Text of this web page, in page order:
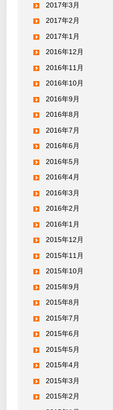
2017年3月
2017年2月
2017年1月
2016年12月
2016年11月
2016年10月
2016年9月
2016年8月
2016年7月
2016年6月
2016年5月
2016年4月
2016年3月
2016年2月
2016年1月
2015年12月
2015年11月
2015年10月
2015年9月
2015年8月
2015年7月
2015年6月
2015年5月
2015年4月
2015年3月
2015年2月